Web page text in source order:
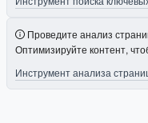
Проведите анализ
Оптимизируйте контент,
Инструмент анализа